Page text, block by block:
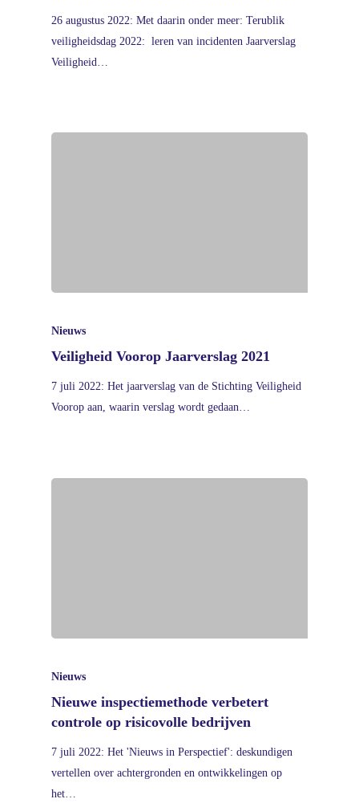
26 augustus 2022: Met daarin onder meer: Terublik
veiligheidsdag 2022: leren van incidenten Jaarverslag
Veiligheid…
Nieuws
Veiligheid Voorop Jaarverslag 2021
7 juli 2022: Het jaarverslag van de Stichting Veiligheid
Voorop aan, waarin verslag wordt gedaan…
Nieuws
Nieuwe inspectiemethode verbetert
controle op risicovolle bedrijven
7 juli 2022: Het 'Nieuws in Perspectief': deskundigen
vertellen over achtergronden en ontwikkelingen op
het…